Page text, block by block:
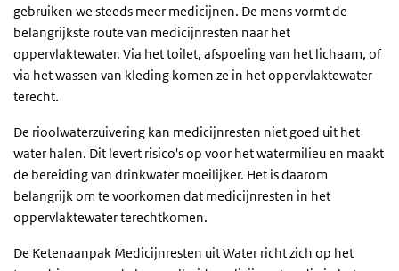
gebruiken we steeds meer medicijnen. De mens vormt de
belangrijkste route van medicijnresten naar het
oppervlaktewater. Via het toilet, afspoeling van het lichaam, of
via het wassen van kleding komen ze in het oppervlaktewater
terecht.
De rioolwaterzuivering kan medicijnresten niet goed uit het
water halen. Dit levert risico's op voor het watermilieu en maakt
de bereiding van drinkwater moeilijker. Het is daarom
belangrijk om te voorkomen dat medicijnresten in het
oppervlaktewater terechtkomen.
De Ketenaanpak Medicijnresten uit Water richt zich op het